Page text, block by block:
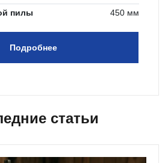
пилы
450 мм
Подробнее
статьи